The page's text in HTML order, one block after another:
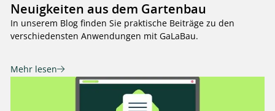
Neuigkeiten aus dem Gartenbau
In unserem Blog finden Sie praktische Beiträge zu den
verschiedensten Anwendungen mit GaLaBau.
Mehr lesen